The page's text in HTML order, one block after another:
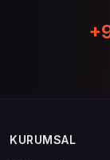
KURUMSAL